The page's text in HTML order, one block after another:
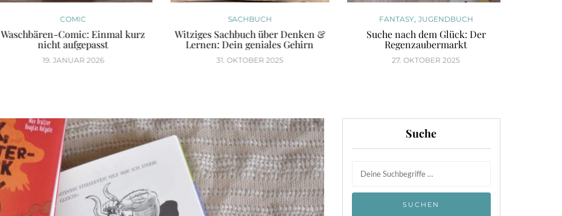
COMIC
Waschbären-Comic: Einmal kurz
nicht aufgepasst
19. JANUAR 2026
SACHBUCH
Witziges Sachbuch über Denken &
Lernen: Dein geniales Gehirn
31. OKTOBER 2025
FANTASY,JUGENDBUCH
Suche nach dem Glück: Der
Regenzaubermarkt
27. OKTOBER 2025
Suche